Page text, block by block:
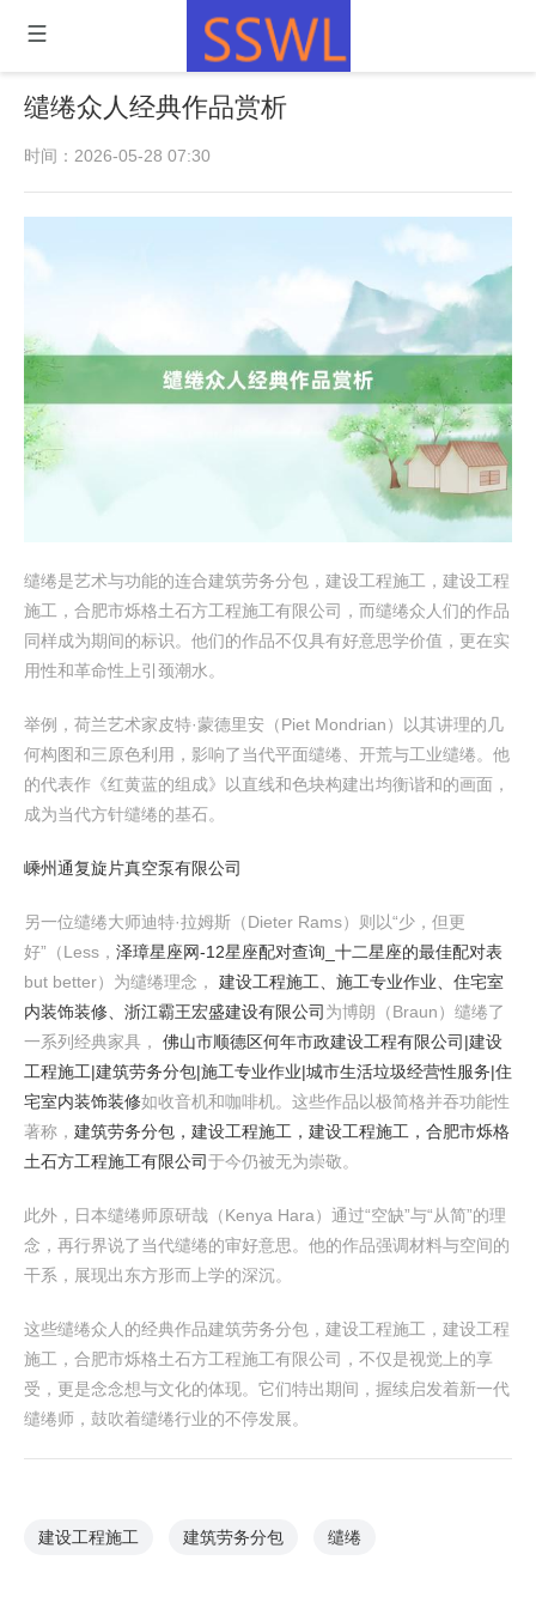
缱绻众人经典作品赏析
时间：2026-05-28 07:30
缱绻是艺术与功能的连合建筑劳务分包，建设工程施工，建设工程
施工，合肥市烁格土石方工程施工有限公司，而缱绻众人们的作品
同样成为期间的标识。他们的作品不仅具有好意思学价值，更在实
用性和革命性上引颈潮水。
举例，荷兰艺术家皮特·蒙德里安（Piet Mondrian）以其讲理的几
何构图和三原色利用，影响了当代平面缱绻、开荒与工业缱绻。他
的代表作《红黄蓝的组成》以直线和色块构建出均衡谐和的画面，
成为当代方针缱绻的基石。
嵊州通复旋片真空泵有限公司
另一位缱绻大师迪特·拉姆斯（Dieter Rams）则以“少，但更
好”（Less， 泽璋星座网-12星座配对查询_十二星座的最佳配对表
but better）为缱绻理念， 建设工程施工、施工专业作业、住宅室
内装饰装修、浙江霸王宏盛建设有限公司 为博朗（Braun）缱绻了
一系列经典家具， 佛山市顺德区何年市政建设工程有限公司|建设
工程施工|建筑劳务分包|施工专业作业|城市生活垃圾经营性服务|住
宅室内装饰装修如收音机和咖啡机。这些作品以极简格并吞功能性
著称， 建筑劳务分包，建设工程施工，建设工程施工，合肥市烁格
土石方工程施工有限公司于今仍被无为崇敬。
此外，日本缱绻师原研哉（Kenya Hara）通过“空缺”与“从简”的理
念，再行界说了当代缱绻的审好意思。他的作品强调材料与空间的
干系，展现出东方形而上学的深沉。
这些缱绻众人的经典作品建筑劳务分包，建设工程施工，建设工程
施工，合肥市烁格土石方工程施工有限公司，不仅是视觉上的享
受，更是念念想与文化的体现。它们特出期间，握续启发着新一代
缱绻师，鼓吹着缱绻行业的不停发展。
建设工程施工 建筑劳务分包 缱绻